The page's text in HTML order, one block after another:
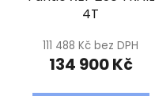
4T
111 488 Kč bez DPH
134 900 Kč